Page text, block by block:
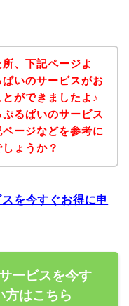
、下記ページよ
いのサービスがお
ができましたよ♪
るぱいのサービス
ージなどを参考に
ょうか？
を今すぐお得に申
ービスを今す
方はこちら